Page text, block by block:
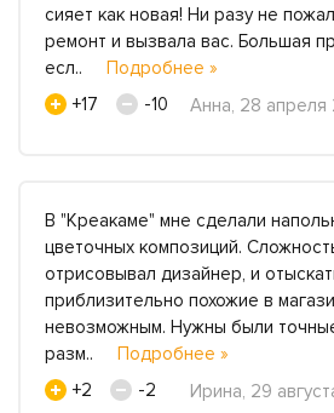
сияет как новая! Ни разу не
ремонт и вызвала вас. Большая
есл.. Подробнее »
+17
-10 Анна, 28 апреля
В "Креакаме" мне сделали
цветочных композиций.
отрисовывал дизайнер, и
приблизительно похожие в
невозможным. Нужны были
разм.. Подробнее »
+2
-2 Ирина, 29